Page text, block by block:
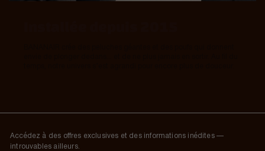
Accédez à des offres exclusives et des informations inédites —
introuvables ailleurs.